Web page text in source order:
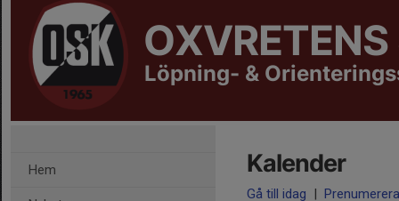
OXVRETENS
Löpning- &
Hem Kalender
Gå till idag | Prenumerera